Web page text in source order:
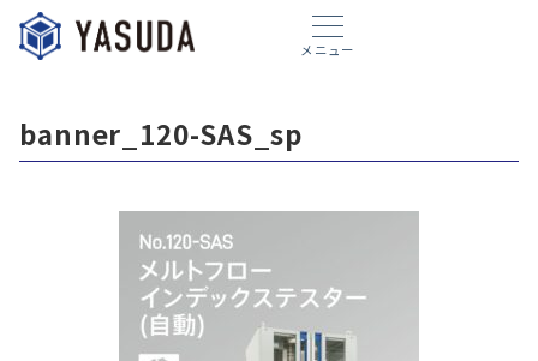
メニュー
banner_120-SAS_sp